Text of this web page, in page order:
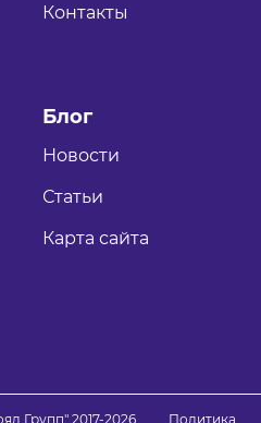
Контакты
Блог
Новости
Статьи
Карта сайта
Групп" 2017-2026 Политика